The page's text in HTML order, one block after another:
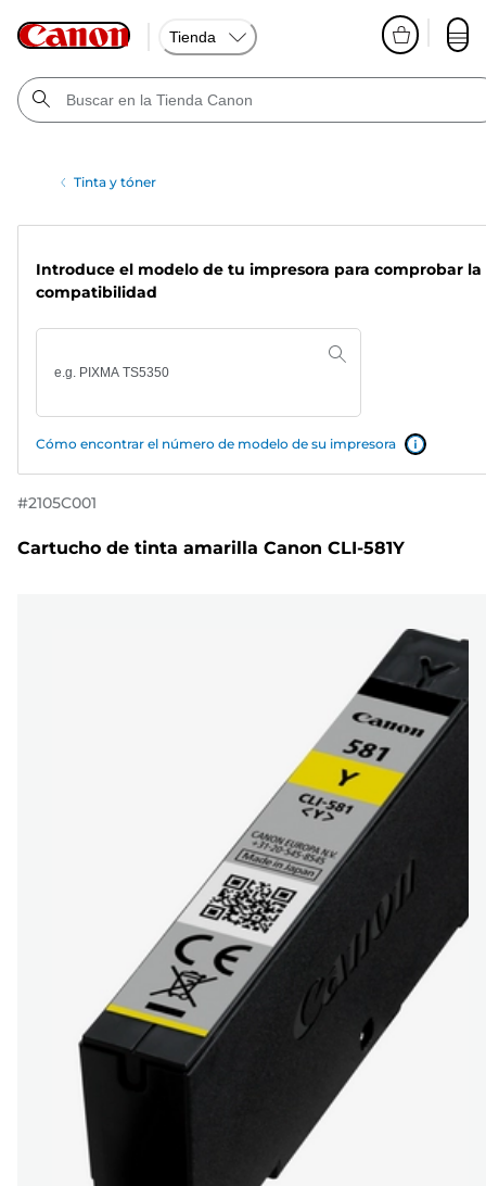
Tienda
Tinta y tóner
Introduce el modelo de tu impresora para comprobar la
compatibilidad
Cómo encontrar el número de modelo de su impresora
#2105C001
Cartucho de tinta amarilla Canon CLI-581Y